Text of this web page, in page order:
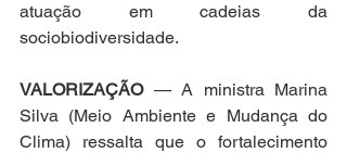
atuação em cadeias da
sociobiodiversidade.
VALORIZAÇÃO — A ministra Marina
Silva (Meio Ambiente e Mudança do
Clima) ressalta que o fortalecimento